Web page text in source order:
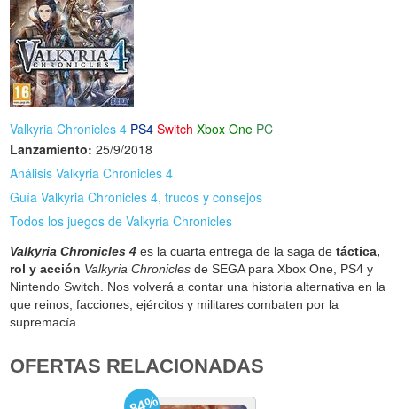
Valkyria Chronicles 4 PS4 Switch Xbox One PC
Lanzamiento: 25/9/2018
Análisis Valkyria Chronicles 4
Guía Valkyria Chronicles 4, trucos y consejos
Todos los juegos de Valkyria Chronicles
Valkyria Chronicles 4 es la cuarta entrega de la saga detáctica,
rol y acción Valkyria Chronicles de SEGA para Xbox One, PS4 y
Nintendo Switch. Nos volverá a contar una historia alternativa en la
que reinos, facciones, ejércitos y militares combaten por la
supremacía.
OFERTAS RELACIONADAS